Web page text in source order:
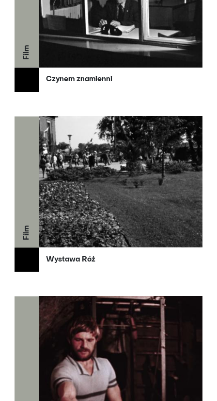
Film
Czynem znamienni
Film
Wystawa Róż